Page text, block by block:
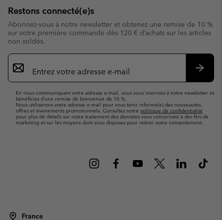
Restons connecté(e)s
Abonnez-vous à notre newsletter et obtenez une remise de 10 %
sur votre première commande dès 120 € d’achats sur les articles
non soldés.
Inscription
par
e-
En nous communiquant votre adresse e-mail, vous vous inscrivez à notre newsletter et
bénéficiez d’une remise de bienvenue de 10 %.
Nous utiliserons votre adresse e-mail pour vous tenir informé(e) des nouveautés,
offres et événements promotionnels. Consultez notre politique de confidentialité
pour plus de détails sur notre traitement des données vous concernant à des fins de
marketing et sur les moyens dont vous disposez pour retirer votre consentement.
France